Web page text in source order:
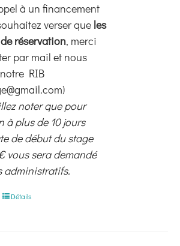
à un financement
verser que les
réservation, merci
par mail et nous
RIB
noter que pour
à plus de 10 jours
de début du stage
vous sera demandé
administratifs.
CeDétails